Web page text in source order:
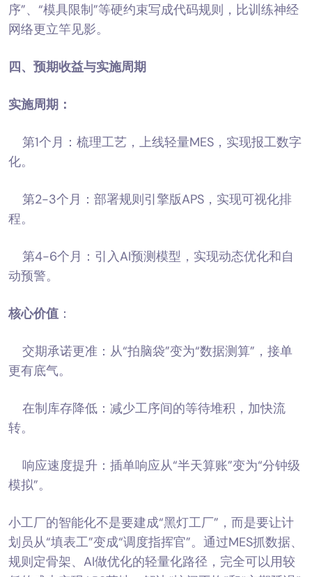
序”、“模具限制”等硬约束写成代码规则，比训练神经
网络更立竿见影。
四、预期收益与实施周期
实施周期：
第1个月：梳理工艺，上线轻量MES，实现报工数字
化。
第2-3个月：部署规则引擎版APS，实现可视化排
程。
第4-6个月：引入AI预测模型，实现动态优化和自
动预警。
核心价值 ：
交期承诺更准：从“拍脑袋”变为“数据测算”，接单
更有底气。
在制库存降低：减少工序间的等待堆积，加快流
转。
响应速度提升：插单响应从“半天算账”变为“分钟级
模拟”。
小工厂的智能化不是要建成“黑灯工厂”，而是要让计
划员从“填表工”变成“调度指挥官”。通过MES抓数据、
规则定骨架、AI做优化的轻量化路径，完全可以用较